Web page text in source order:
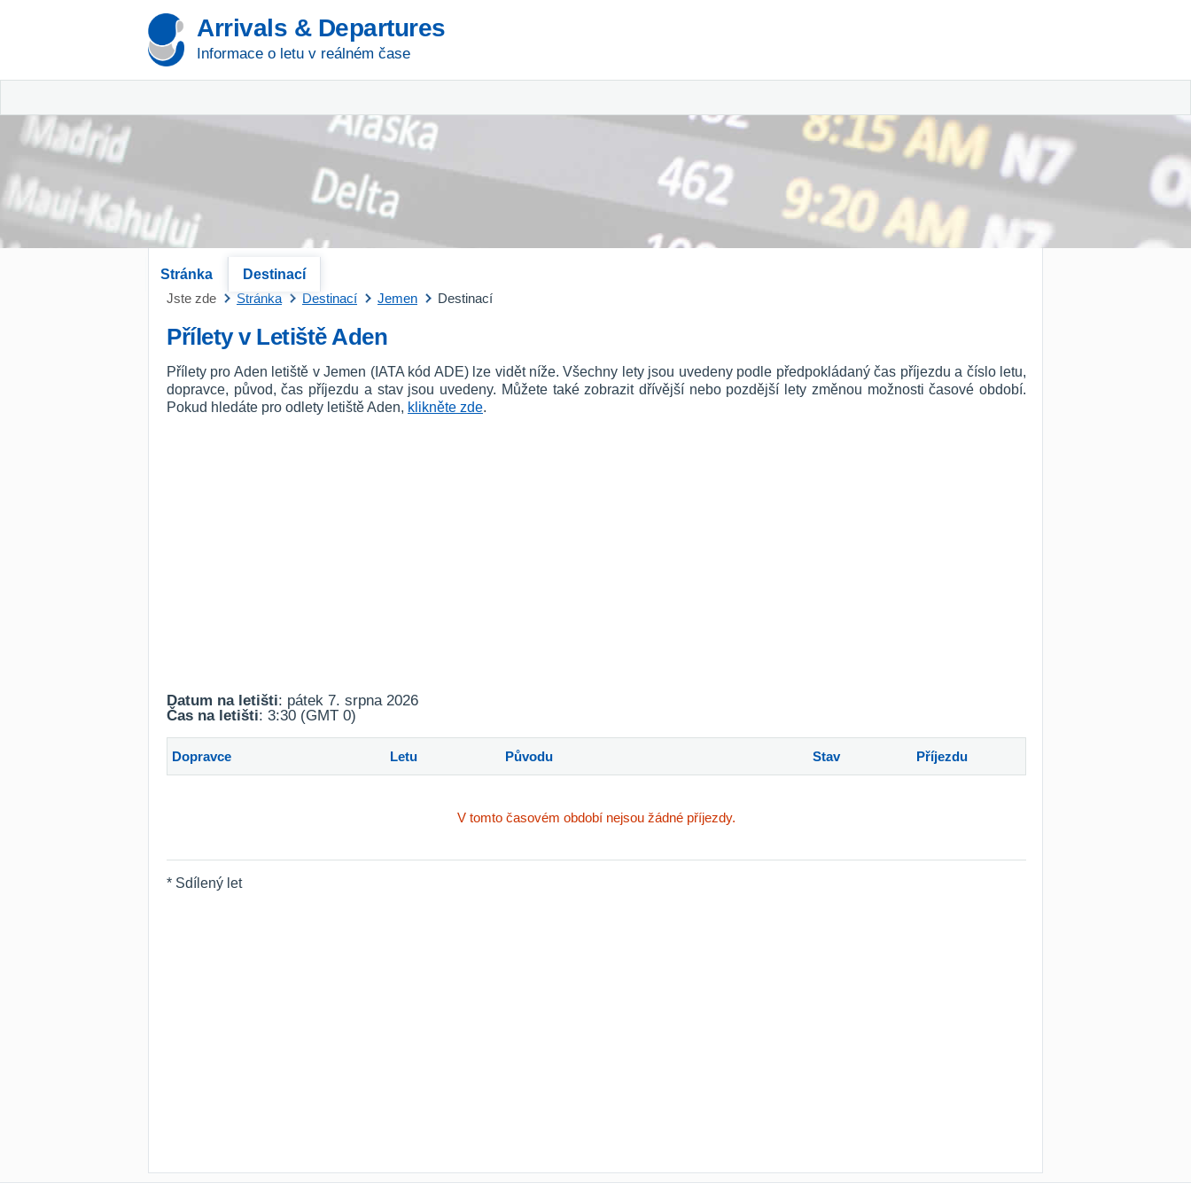
Arrivals & Departures
Informace o letu v reálném čase
Stránka
Destinací
Jste zde
Stránka Destinací Jemen Destinací
Přílety v Letiště Aden
Přílety pro Aden letiště v Jemen (IATA kód ADE) lze vidět níže. Všechny lety jsou uvedeny podle předpokládaný čas příjezdu a číslo letu,
dopravce, původ, čas příjezdu a stav jsou uvedeny. Můžete také zobrazit dřívější nebo pozdější lety změnou možnosti časové období.
Pokud hledáte pro odlety letiště Aden, klikněte zde.
Datum na letišti: pátek 7. srpna 2026
Čas na letišti: 3:30 (GMT 0)
Dopravce Letu Původu Stav Příjezdu
V tomto časovém období nejsou žádné příjezdy.
* Sdílený let